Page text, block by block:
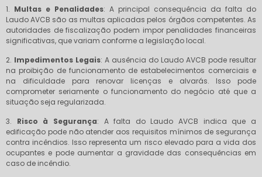
1. Multas e Penalidades: A principal consequência da falta do
Laudo AVCB são as multas aplicadas pelos órgãos competentes. As
autoridades de fiscalização podem impor penalidades financeiras
significativas, que variam conforme a legislação local.
2. Impedimentos Legais: A ausência do Laudo AVCB pode resultar
na proibição de funcionamento de estabelecimentos comerciais e
na dificuldade para renovar licenças e alvarás. Isso pode
comprometer seriamente o funcionamento do negócio até que a
situação seja regularizada.
3. Risco à Segurança: A falta do Laudo AVCB indica que a
edificação pode não atender aos requisitos mínimos de segurança
contra incêndios. Isso representa um risco elevado para a vida dos
ocupantes e pode aumentar a gravidade das consequências em
caso de incêndio.